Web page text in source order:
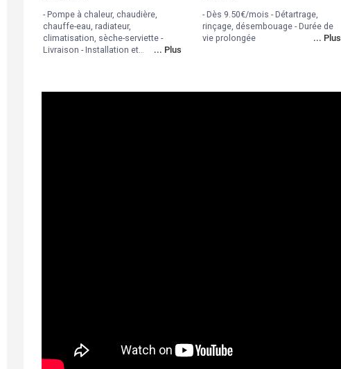
- Pompe à chaleur, chaudière,
chauffe-eau, radiateur,
climatisation, sèche-serviette -
Livraison - Installation et
... Plus
- Dès 9.50€/mois - Détartrage,
rinçage, désembouage - Durée de
vie prolongée
... Plus